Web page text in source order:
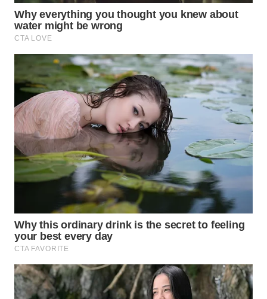
WN
DANAU
TOBA
WN
NIAS
WN
LANGKAT
WN
TAPANULI
SELATAN
WN
TANJUNG
LESUNG
WN
KARO